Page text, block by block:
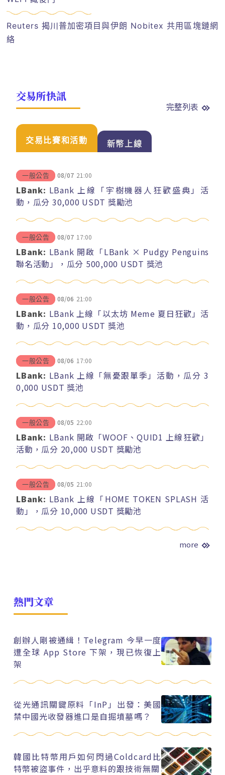
Reuters 揭川普加密項目與伊朗 Nobitex 共用區塊鏈網
絡
交易所快訊
完整列表
交易比賽和活動 新幣上線
一般公告 08/07 21:00
LBank: LBank 上線「宇樹機器人狂歡盛典」活
動，瓜分 30,000 USDT 獎勵池
一般公告 08/07 17:00
LBank: LBank 開啟「LBank × Pudgy Penguins
聯名活動」，瓜分 500,000 USDT 獎池
一般公告 08/06 21:00
LBank: LBank 上線「以太坊 Meme 夏日狂歡」活
動，瓜分 10,000 USDT 獎池
一般公告 08/06 17:00
LBank: LBank 上線「無憂跟單季」活動，瓜分 3
0,000 USDT 獎池
一般公告 08/05 22:00
LBank: LBank 開啟「WOOF、QUID1 上線狂歡」
活動，瓜分 20,000 USDT 獎勵池
一般公告 08/05 21:00
LBank: LBank 上線「HOME TOKEN SPLASH 活
動」，瓜分 10,000 USDT 獎勵池
more
熱門文章
創辦人剛被通緝！Telegram 今早一度
遭全球 App Store 下架，現已恢復上
架
從光通訊關鍵原料「InP」出發：美國
禁中國光收發器進口是自掘墳墓嗎？
韓國比特幣用戶如何閃過Coldcard比
特幣被盜事件，出乎意料的跟技術無關